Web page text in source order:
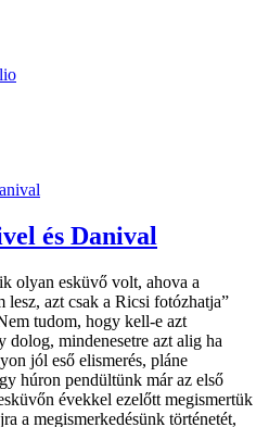
és Danival
olyan esküvő volt, ahova a
lesz, azt csak a Ricsi fotózhatja”
tudom, hogy kell-e azt
dolog, mindenesetre azt alig ha
jól eső elismerés, pláne
húron pendültünk már az első
évekkel ezelőtt megismertük
a megismerkedésünk történetét,